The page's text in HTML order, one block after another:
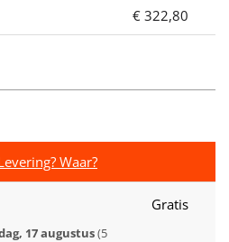
€ 322,80
Waar?
17 augustus(5
Gratis